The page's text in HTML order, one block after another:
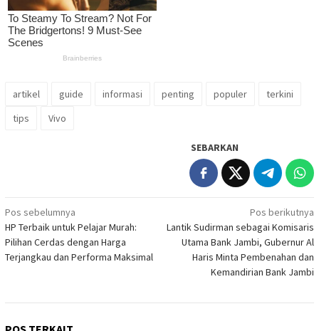
artikel guide informasi penting populer
terkini
tips
Vivo
SEBARKAN
Navigasi
pos
Pos sebelumnya
HP Terbaik untuk Pelajar Murah:
Pilihan Cerdas dengan Harga
Terjangkau dan Performa Maksimal
Pos berikutnya
Lantik Sudirman sebagai Komisaris
Utama Bank Jambi, Gubernur Al
Haris Minta Pembenahan dan
Kemandirian Bank Jambi